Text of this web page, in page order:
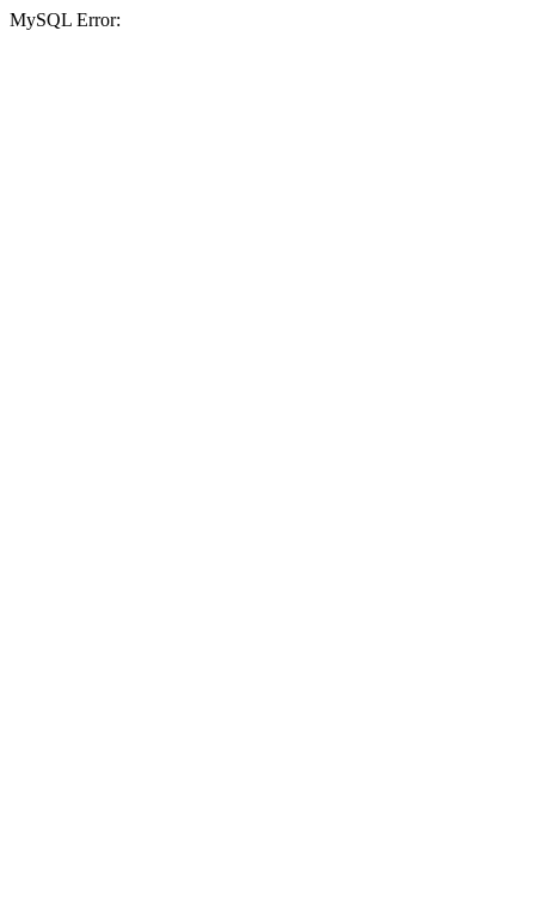
MySQL Error: